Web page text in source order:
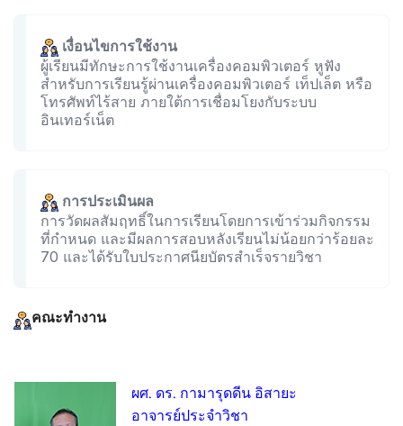
เงื่อนไขการใช้งาน
ผู้เรียนมีทักษะการใช้งานเครื่องคอมพิวเตอร์ หูฟัง
สำหรับการเรียนรู้ผ่านเครื่องคอมพิวเตอร์ เท็ปเล็ต หรือ
โทรศัพท์ไร้สาย ภายใต้การเชื่อมโยงกับระบบ
อินเทอร์เน็ต
การประเมินผล
การวัดผลสัมฤทธิ์ในการเรียนโดยการเข้าร่วมกิจกรรม
ที่กำหนด และมีผลการสอบหลังเรียนไม่น้อยกว่าร้อยละ
70 และได้รับใบประกาศนียบัตรสำเร็จรายวิชา
คณะทำงาน
ผศ. ดร. กามารุดดีน อิสายะ
อาจารย์ประจำวิชา